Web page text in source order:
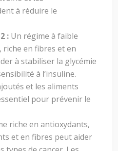
à réduire le
: Un régime à faible
riche en fibres et en
à stabiliser la glycémie
à l’insuline.
et les aliments
pour prévenir le
riche en antioxydants,
et en fibres peut aider